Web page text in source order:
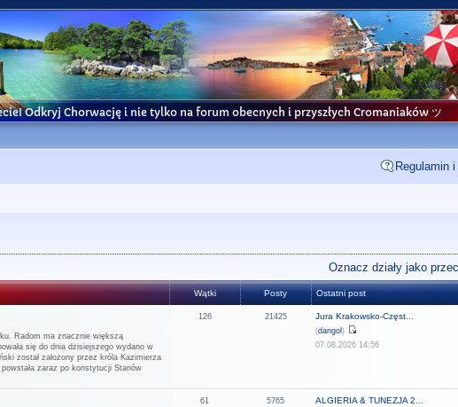
Odkryj Chorwację i nie tylko na forum obecnych i przyszłych Cromaniaków ツ
Regulamin
Oznacz działy jako
Wątki Posty Ostatni post
Radom ma znacznie większą
się do dnia dzisiejszego wydano w
został założony przez króla Kazimierza
zaraz po konstytucji Stanów
126 21425 Jura Krakowsko-Częst...
(dangol)
07.08.2026 14:56
61 5765 ALGIERIA & TUNEZJA 2...